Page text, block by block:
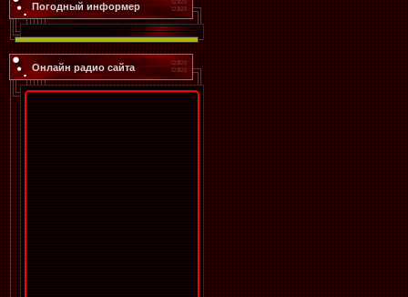
Погодный информер
Онлайн радио сайта